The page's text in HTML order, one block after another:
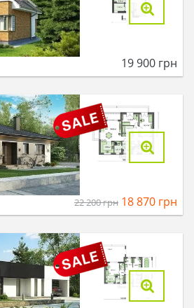
19 900 грн
22 200грн 18 870 грн